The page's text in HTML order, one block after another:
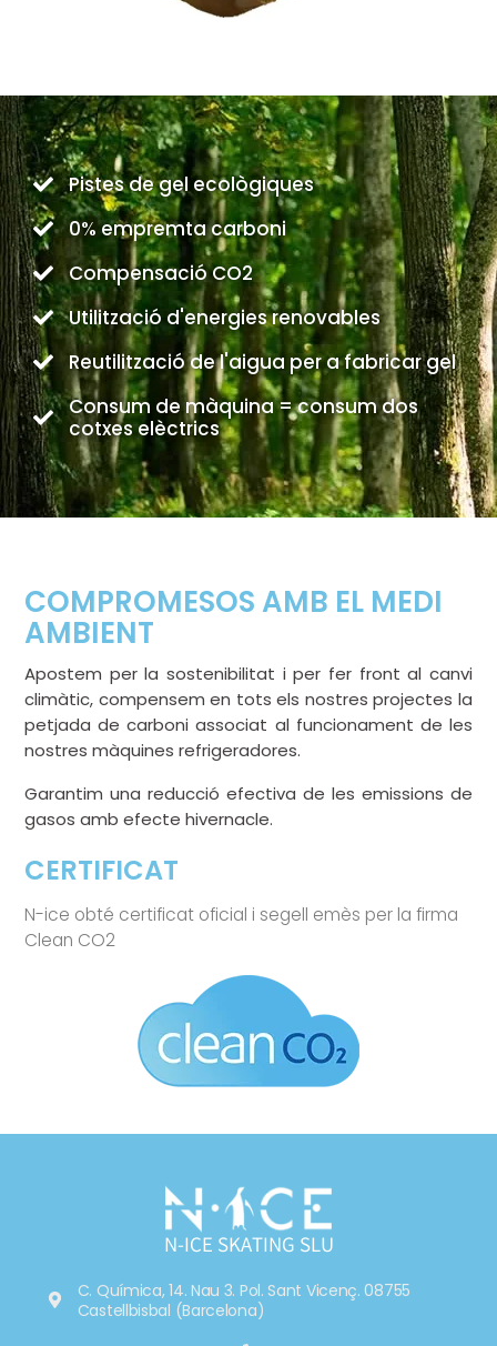
Pistes de gel ecològiques
0% empremta carboni
Compensació CO2
Utilització d'energies renovables
Reutilització de l'aigua per a fabricar gel
Consum de màquina = consum dos
cotxes elèctrics
COMPROMESOS AMB EL MEDI
AMBIENT
Apostem per la sostenibilitat i per fer front al canvi
climàtic, compensem en tots els nostres projectes la
petjada de carboni associat al funcionament de les
nostres màquines refrigeradores.
Garantim una reducció efectiva de les emissions de
gasos amb efecte hivernacle.
CERTIFICAT
N-ice obté certificat oficial i segell emès per la firma
Clean CO2
N-ICE SKATING SLU
C. Química, 14. Nau 3. Pol. Sant Vicenç. 08755
Castellbisbal (Barcelona)